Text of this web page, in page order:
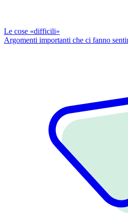
Le cose «difficili»
Argomenti importanti che ci fanno